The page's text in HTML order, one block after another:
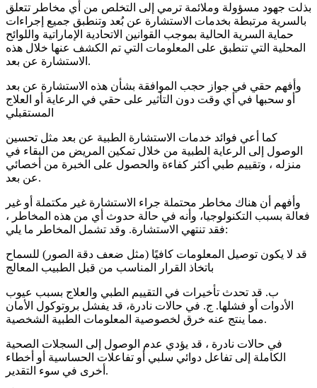
بذلت جهود مسؤولة وملائمة ترمي إلى التخلص من أي مخاطر تتعلق
بالسرية مرتبطة بخدمات الاستشارة عن بُعد وتنطبق جميع إجراءات
حماية السرية الحالية بموجب القوانين الاتحادية الإماراتية واللوائح
المحلية التي تنطبق على المعلومات التي تم الكشف عنها خلال هذه
الاستشارة عن بعد.
وأفهم حقي في جواز حجب الموافقة بشأن هذه الاستشارة عن بعد
أو سحبها في أي وقت دون التأثير على حقي في الرعاية أو العلاج
المستقبلي
كما أعي فوائد خدمات الاستشارة الطبية عن بعد مثل تحسين
الوصول إلى الرعاية الطبية من خلال تمكين المريض من البقاء في
منزله ، وتقييم طبي أكثر كفاءة والحصول على الخبرة من أخصائي
عن بعد.
وأفهم أن هناك مخاطر محتملة جراء الاستشارة غير مكتملة أو غير
فعالة بسبب التكنولوجيا، وأنه في حالة حدوث أي من هذه المخاطر ،
فقد تنتهي الاستشارة. وقد تشمل المخاطر ما يلي:
قد لا يكون توصيل المعلومات كافيًا (مثل ضعف دقة الصور) للسماح
باتخاذ القرار المناسب من قبل الطبيب المعالج
ب. قد تحدث تأخيرات في التقييم الطبي والعلاج بسبب عيوب
الأدوات أو فشلها. ج. في حالات نادرة، قد يفشل بروتوكول الأمان
مما ينتج عنه خرق لخصوصية المعلومات الطبية الشخصية.
في حالات نادرة ، قد يؤدي عدم الوصول إلى السجلات الصحية
الكاملة إلى تفاعل دوائي سلبي أو تفاعلات الحساسية أو أخطاء
أخرى في سوء التقدير.